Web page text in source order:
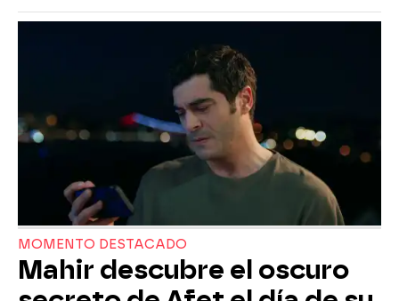
MOMENTO DESTACADO
Mahir descubre el oscuro